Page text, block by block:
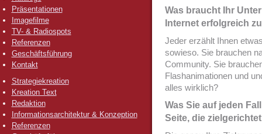
Was braucht Ihr
Internet erfolgreich
Jeder erzählt Ihnen
sowieso. Sie brauchen
Community. Sie
Flashanimationen und
alles wirklich?
Was Sie auf jeden
Seite, die
Präsentationen
Imagefilme
TV- & Radiospots
Referenzen
Geschäftsführung
Kontakt
Strategiekreation
Kreation Text
Redaktion
Informationsarchitektur & Konzeption
Referenzen